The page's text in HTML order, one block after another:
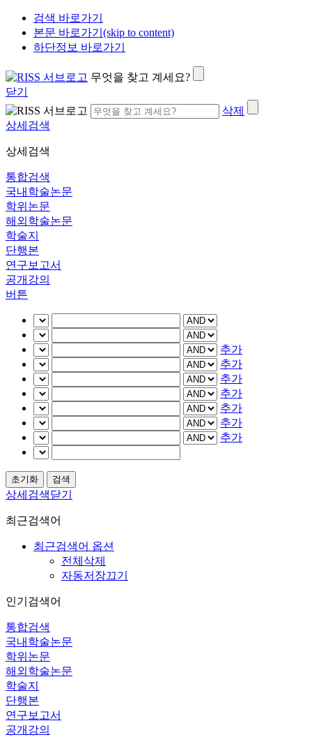
검색 바로가기
본문 바로가기(skip to content)
하단정보 바로가기
무엇을 찾고 계세요?
닫기
삭제
상세검색
상세검색
통합검색
국내학술논문
학위논문
해외학술논문
학술지
단행본
연구보고서
공개강의
버튼
추가
추가
추가
추가
추가
추가
추가
상세검색닫기
최근검색어
최근검색어 옵션
전체삭제
자동저장끄기
인기검색어
통합검색
국내학술논문
학위논문
해외학술논문
학술지
단행본
연구보고서
공개강의